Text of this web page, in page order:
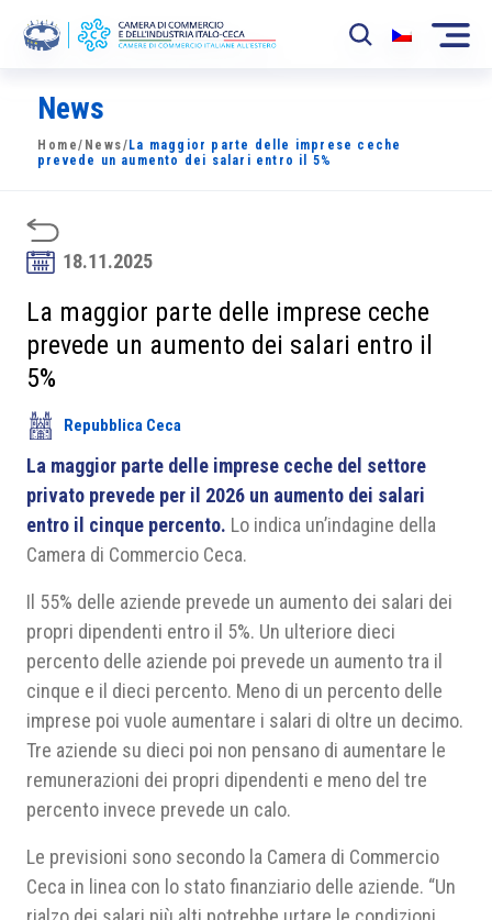
La Camera
News
Sviluppo Mercato
Soci
Partner
Area riservata
News
Home/ News/ La maggior parte delle imprese ceche
prevede un aumento dei salari entro il 5%
18.11.2025
La maggior parte delle imprese ceche
prevede un aumento dei salari entro il
5%
Repubblica Ceca
La maggior parte delle imprese ceche del settore
privato prevede per il 2026 un aumento dei salari
entro il cinque percento. Lo indica un’indagine della
Camera di Commercio Ceca.
Il 55% delle aziende prevede un aumento dei salari dei
propri dipendenti entro il 5%. Un ulteriore dieci
percento delle aziende poi prevede un aumento tra il
cinque e il dieci percento. Meno di un percento delle
imprese poi vuole aumentare i salari di oltre un decimo.
Tre aziende su dieci poi non pensano di aumentare le
remunerazioni dei propri dipendenti e meno del tre
percento invece prevede un calo.
Le previsioni sono secondo la Camera di Commercio
Ceca in linea con lo stato finanziario delle aziende. “Un